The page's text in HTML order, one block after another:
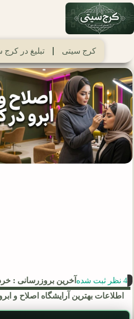
کرج سیتی تبلیغ در کرج
4 نظر ثبت شده
آخرین بروزرسانی : خرداد 21,
اطلاعات بهترین آرایشگاه اصلاح و